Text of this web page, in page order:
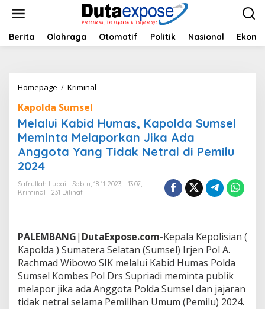
t
Berita Olahraga Otomatif Politik Nasional
Homepage / Kriminal
a
u
i
K
b
m
a
s
K
a
p
Kapolda Sumsel
Melalui Kabid Humas, Kapolda Sumsel
Meminta Melaporkan Jika Ada
Anggota Yang Tidak Netral di Pemilu
2024
Safrullah Lubai
Sabtu, 18-11-2023, | 13:07,
Kriminal
231 Dilihat
PALEMBANG| DutaExpose.com-Kepala Kepolisian (
Kapolda ) Sumatera Selatan (Sumsel) Irjen Pol A.
Rachmad Wibowo SIK melalui Kabid Humas Polda
Sumsel Kombes Pol Drs Supriadi meminta publik
melapor jika ada Anggota Polda Sumsel dan jajaran
tidak netral selama Pemilihan Umum (Pemilu) 2024.